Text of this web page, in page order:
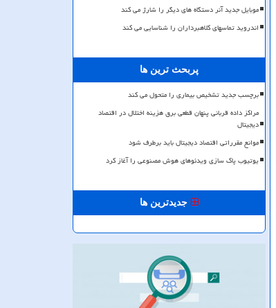
موبایل جدید آنر دستگاه های دیگر را شارژ می کند
اندروید تماسهای کلاهبرداران را شناسایی می کند
پربحث ترین ها
برچسب جدید تشخیص بیماری را متحول می کند
مراکز داده قربانی پنهان قطعی برق هزینه اختلال در اقتصاد
دیجیتال
موانع مقرراتی اقتصاد دیجیتال باید برطرف شود
یوتیوب پاک سازی ویدئوهای هوش مصنوعی را آغاز کرد
جدیدترین ها